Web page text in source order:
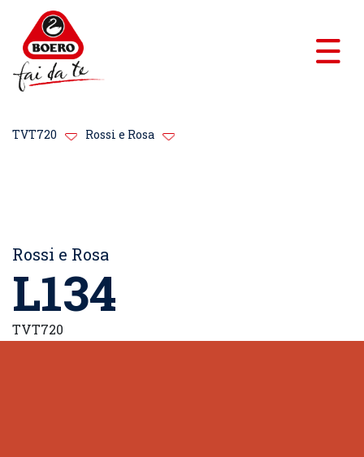
TVT720 Rossi e Rosa
Rossi e Rosa
L134
TVT720